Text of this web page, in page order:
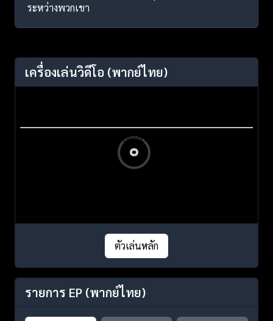
ระหว่างพวกเขา
เครื่องเล่นวิดีโอ (พากย์ไทย)
ตัวเล่นหลัก
รายการ EP (พากย์ไทย)